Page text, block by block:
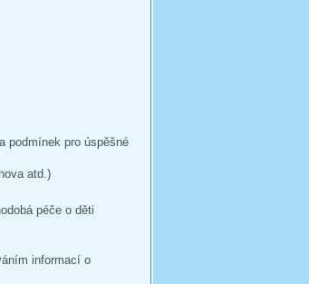
podmínek pro úspěšné
atd.)
péče o děti
informací o